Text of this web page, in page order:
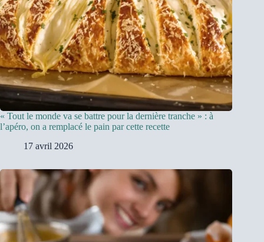
« Tout le monde va se battre pour la dernière tranche » : à
l’apéro, on a remplacé le pain par cette recette
17 avril 2026